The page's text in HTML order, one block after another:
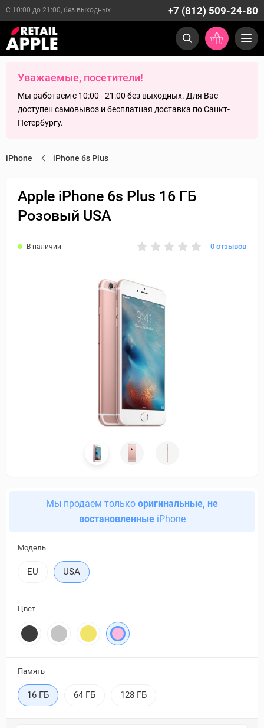
С 10:00 до 21:00, без выходных +7 (812) 509-24-80
Уважаемые, посетители!
Мы работаем с 10:00 - 21:00 без выходных. Для Вас
доступен самовывоз и бесплатная доставка по Санкт-
Петербургу.
iPhone iPhone 6s Plus
Apple iPhone 6s Plus 16 ГБ
Розовый USA
В наличии 0 отзывов
Мы продаем только оригинальные, не
востановленныеiPhone
Модель
EU USA
Цвет
Память
16 ГБ 64 ГБ 128 ГБ